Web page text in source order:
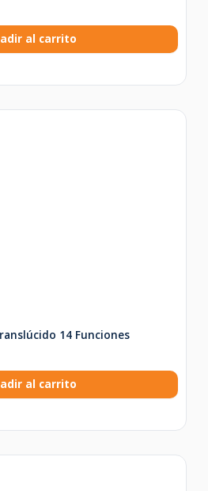
al carrito
14 Funciones
al carrito